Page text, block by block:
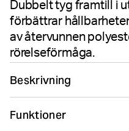
Dubbelt tyg framtill i
förbättrar
av återvunnen
rörelseförmåga.
Beskrivning
pålitligt lätt stöd under
Funktioner